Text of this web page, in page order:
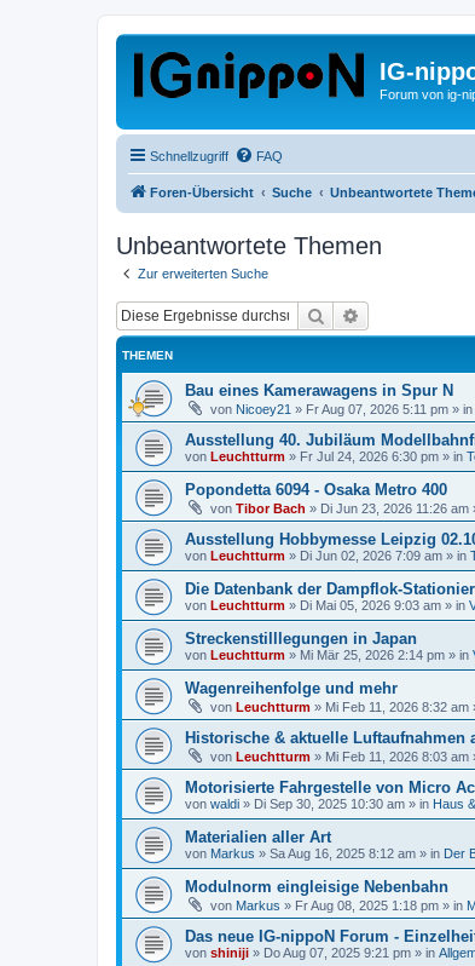
IG-
Forum von ig-
Schnellzugriff FAQ
Foren-Übersicht Suche Unbeantwortete
Unbeantwortete Themen
Zur erweiterten Suche
Suche
THEMEN
Bau eines Kamerawagens in Spur N
von Nicoey21 » Fr Aug 07, 2026 5:11 pm » in
Ausstellung 40. Jubiläum
von Leuchtturm » Fr Jul 24, 2026 6:30 pm » in
Popondetta 6094 - Osaka Metro 400
von Tibor Bach » Di Jun 23, 2026 11:26 am
Ausstellung Hobbymesse Leipzig
von Leuchtturm » Di Jun 02, 2026 7:09 am » in
Die Datenbank der Dampflok-
von Leuchtturm » Di Mai 05, 2026 9:03 am » in
Streckenstilllegungen in Japan
von Leuchtturm » Mi Mär 25, 2026 2:14 pm » in
Wagenreihenfolge und mehr
von Leuchtturm » Mi Feb 11, 2026 8:32 am
Historische & aktuelle Luftaufnahmen
von Leuchtturm » Mi Feb 11, 2026 8:03 am
Motorisierte Fahrgestelle von Micro
von waldi » Di Sep 30, 2025 10:30 am » in Haus
Materialien aller Art
von Markus » Sa Aug 16, 2025 8:12 am » in Der
Modulnorm eingleisige Nebenbahn
von Markus » Fr Aug 08, 2025 1:18 pm » in
Das neue IG-nippoN Forum -
von shiniji » Do Aug 07, 2025 9:21 pm » in